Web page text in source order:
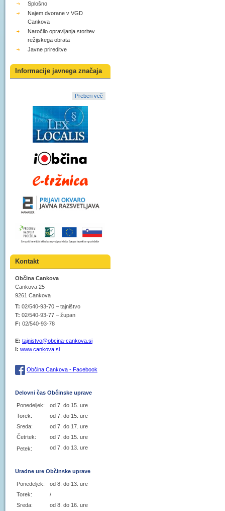
Splošno
Najem dvorane v VGD
Cankova
Naročilo opravljanja storitev
režijskega obrata
Javne prireditve
Informacije javnega značaja
Preberi več
Kontakt
Občina Cankova
Cankova 25
9261 Cankova
T: 02/540-93-70 – tajništvo
T: 02/540-93-77 – župan
F: 02/540-93-78
E: tajnistvo@obcina-cankova.si
I: www.cankova.si
Občina Cankova - Facebook
Delovni čas Občinske uprave
Ponedeljek:
od 7. do 15. ure
Torek:
od 7. do 15. ure
Sreda:
od 7. do 17. ure
Četrtek:
od 7. do 15. ure
Petek:
od 7. do 13. ure
Uradne ure Občinske uprave
Ponedeljek:
od 8. do 13. ure
Torek:
/
Sreda:
od 8. do 16. ure